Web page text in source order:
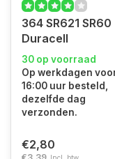
364 SR621 SR60
Duracell
30 op voorraad
Op werkdagen
16:00 uur besteld,
dezelfde dag
verzonden.
€2,80